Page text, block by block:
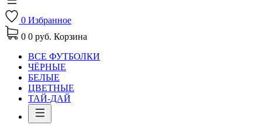
0 Избранное
0 0 руб. Корзина
ВСЕ ФУТБОЛКИ
ЧЁРНЫЕ
БЕЛЫЕ
ЦВЕТНЫЕ
ТАЙ-ДАЙ